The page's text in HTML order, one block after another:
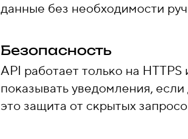
данные без необходимости
Безопасность
API работает только на
показывать уведомления,
это защита от скрытых